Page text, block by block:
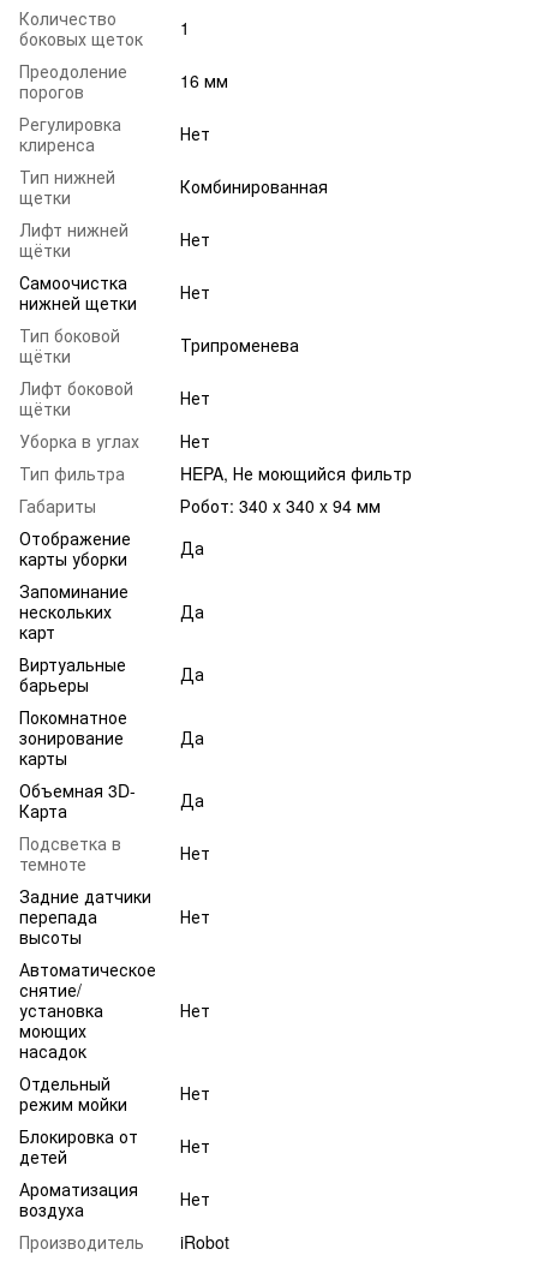
Количество
боковых щеток
1
Преодоление
порогов
16 мм
Регулировка
клиренса
Нет
Тип нижней
щетки
Комбинированная
Лифт нижней
щётки
Нет
Самоочистка
нижней щетки
Нет
Тип боковой
щётки
Трипроменева
Лифт боковой
щётки
Нет
Уборка в углах
Нет
Тип фильтра
HEPA, Не моющийся фильтр
Габариты
Робот: 340 x 340 x 94 мм
Отображение
карты уборки
Да
Запоминание
нескольких
карт
Да
Виртуальные
барьеры
Да
Покомнатное
зонирование
карты
Да
Объемная 3D-
Карта
Да
Подсветка в
темноте
Нет
Задние датчики
перепада
высоты
Нет
Автоматическое
снятие/
установка
моющих
насадок
Нет
Отдельный
режим мойки
Нет
Блокировка от
детей
Нет
Ароматизация
воздуха
Нет
Производитель
iRobot